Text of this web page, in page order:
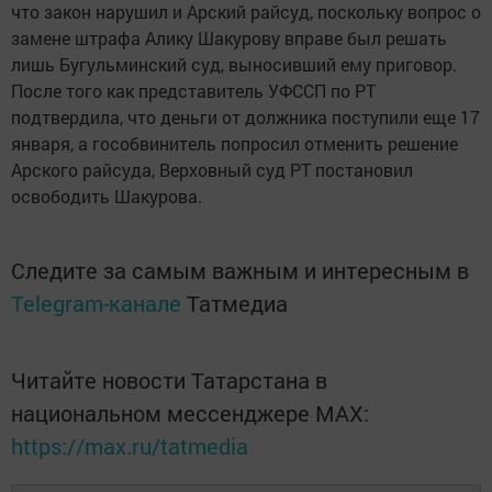
что закон нарушил и Арский райсуд, поскольку вопрос о
замене штрафа Алику Шакурову вправе был решать
лишь Бугульминский суд, выносивший ему приговор.
После того как представитель УФССП по РТ
подтвердила, что деньги от должника поступили еще 17
января, а гособвинитель попросил отменить решение
Арского райсуда, Верховный суд РТ постановил
освободить Шакурова.
Следите за самым важным и интересным в
Telegram-канале Татмедиа
Читайте новости Татарстана в
национальном мессенджере MАХ:
https://max.ru/tatmedia